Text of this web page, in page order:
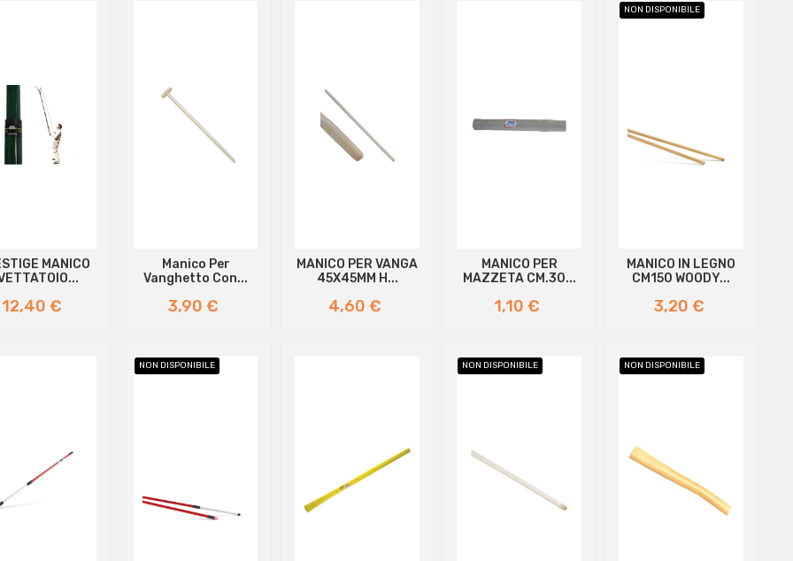
MANICO
Prezzo
12,40 €
Manico Per
Vanghetto Con...
Prezzo
3,90 €
MANICO PER VANGA
45X45MM H...
Prezzo
4,60 €
MANICO PER
MAZZETA CM.30...
Prezzo
1,10 €
NON DISPONIBILE
MANICO IN LEGNO
CM150 WOODY...
Prezzo
3,20 €
NON DISPONIBILE NON DISPONIBILE NON DISPONIBILE